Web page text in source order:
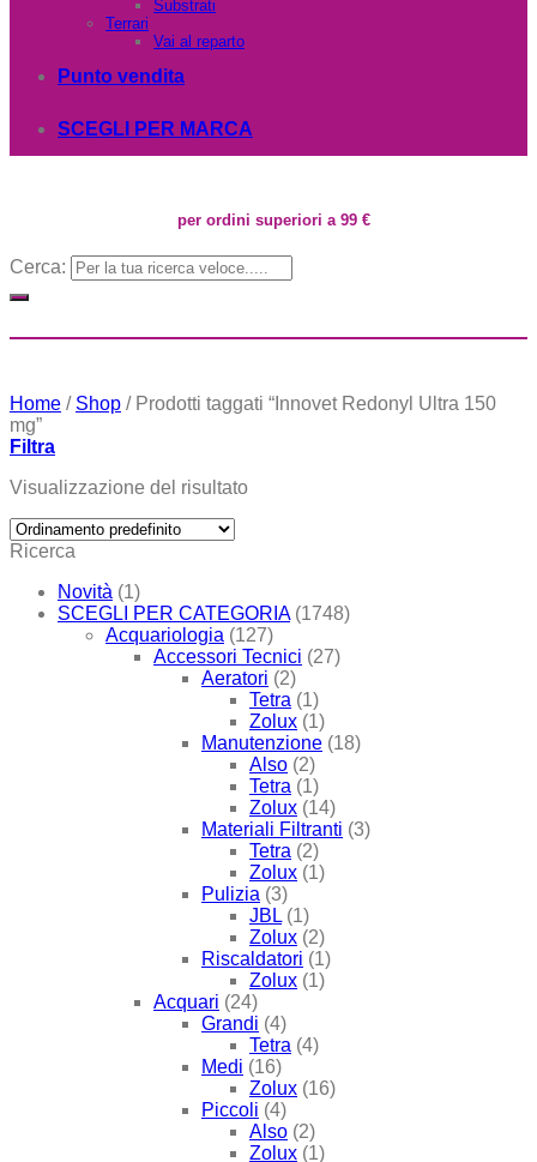
Substrati
Terrari
Vai al reparto
Punto vendita
SCEGLI PER MARCA
per ordini superiori a 99 €
Cerca:
Home / Shop /Prodotti taggati “Innovet Redonyl Ultra 150
mg”
Filtra
Visualizzazione del risultato
Ricerca
Novità (1)
SCEGLI PER CATEGORIA (1748)
Acquariologia (127)
Accessori Tecnici (27)
Aeratori (2)
Tetra (1)
Zolux (1)
Manutenzione (18)
Also (2)
Tetra (1)
Zolux (14)
Materiali Filtranti (3)
Tetra (2)
Zolux (1)
Pulizia (3)
JBL (1)
Zolux (2)
Riscaldatori (1)
Zolux (1)
Acquari (24)
Grandi (4)
Tetra (4)
Medi (16)
Zolux (16)
Piccoli (4)
Also (2)
Zolux (1)